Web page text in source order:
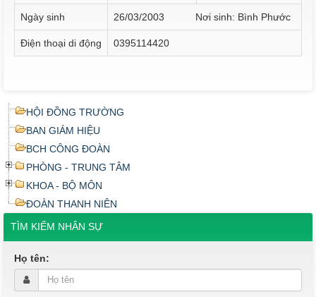
Ngày sinh 26/03/2003 Nơi sinh: Bình Phước
Điện thoại di động 0395114420
HỘI ĐỒNG TRƯỜNG
BAN GIÁM HIỆU
BCH CÔNG ĐOÀN
PHÒNG - TRUNG TÂM
KHOA - BỘ MÔN
ĐOÀN THANH NIÊN
TÌM KIẾM NHÂN SỰ
Họ tên: